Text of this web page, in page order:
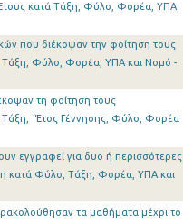
κατά Τάξη, Φύλο, Φορέα, ΥΠΑ
που διέκοψαν την φοίτηση τους
Τάξη, Φύλο, Φορέα, ΥΠΑ και Νομό -
τη φοίτηση τους
Τάξη, ΄Έτος Γέννησης, Φύλο, Φορέα
εγγραφεί για δυο ή περισσότερες
κατά Φύλο, Τάξη, Φορέα, ΥΠΑ και
τα μαθήματα μέχρι το